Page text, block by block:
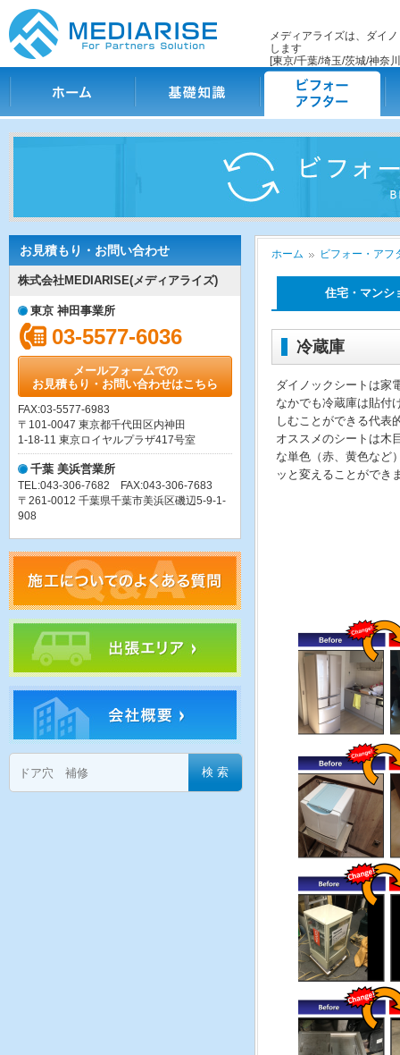
メディアライズは、ダイ
します
[東京/千葉/埼玉/茨城/神奈
ホーム 基礎知識 ビフォー・アフター 施
お見積もり・お問い合わせ
株式会社MEDIARISE(メディアライズ)
東京 神田事業所
03-5577-6036
メールフォームでの
お見積もり・お問い合わせはこちら
FAX:03-5577-6983
〒101-0047 東京都千代田区内神田
1-18-11 東京ロイヤルプラザ417号室
千葉 美浜営業所
TEL:043-306-7682 FAX:043-306-7683
〒261-0012 千葉県千葉市美浜区磯辺5-9-1-
908
ホーム ビフォー・アフ
住宅・マンシ
冷蔵庫
ダイノックシートは家
なかでも冷蔵庫は貼付
しむことができる代表
オススメのシートは木
な単色（赤、黄色など
ッと変えることができ